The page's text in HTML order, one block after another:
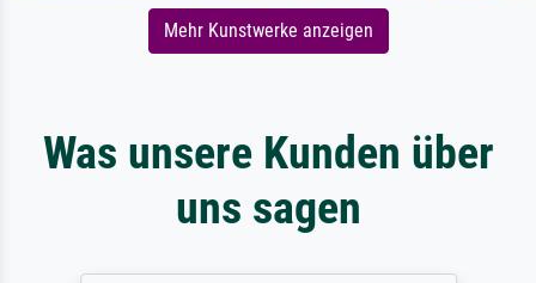
Mehr Kunstwerke anzeigen
Was unsere Kunden über
uns sagen